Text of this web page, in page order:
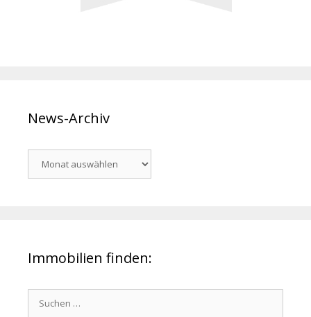
News-Archiv
Archiv
Immobilien finden:
nach: